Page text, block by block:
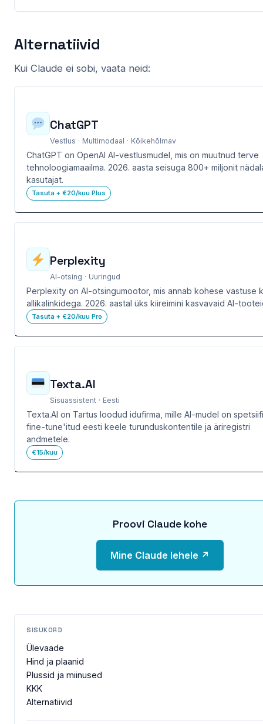
Alternatiivid
Kui Claude ei sobi, vaata neid:
ChatGPT
Vestlus · Multimodaal · Kõikehõlmav
ChatGPT on OpenAI AI-vestlusmudel, mis on muutnud terve
tehnoloogiamaailma. 2026. aasta seisuga 800+ miljonit
kasutajat.
Tasuta + €20/kuu Plus
Perplexity
AI-otsing · Uuringud
Perplexity on AI-otsingumootor, mis annab kohese vastuse
allikalinkidega. 2026. aastal üks kiireimini kasvavaid AI-
Tasuta + €20/kuu Pro
Texta.AI
Sisuassistent · Eesti
Texta.AI on Tartus loodud idufirma, mille AI-mudel on
fine-tune'itud eesti keele turunduskontentile ja äriregistri
andmetele.
€15/kuu
Proovi Claude kohe
Mine Claude lehele ↗
SISUKORD
Ülevaade
Hind ja plaanid
Plussid ja miinused
KKK
Alternatiivid